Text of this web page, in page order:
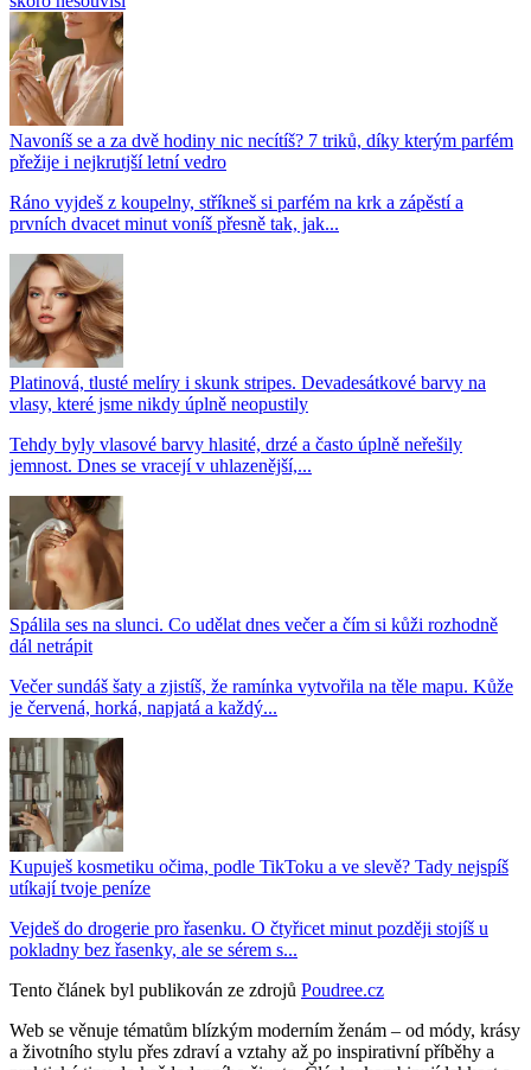
Navoníš se a za dvě hodiny nic necítíš? 7 triků, díky kterým parfém
přežije i nejkrutjší letní vedro
Ráno vyjdeš z koupelny, stříkneš si parfém na krk a zápěstí a
prvních dvacet minut voníš přesně tak, jak...
Platinová, tlusté melíry i skunk stripes. Devadesátkové barvy na
vlasy, které jsme nikdy úplně neopustily
Tehdy byly vlasové barvy hlasité, drzé a často úplně neřešily
jemnost. Dnes se vracejí v uhlazenější,...
Spálila ses na slunci. Co udělat dnes večer a čím si kůži rozhodně
dál netrápit
Večer sundáš šaty a zjistíš, že ramínka vytvořila na těle mapu. Kůže
je červená, horká, napjatá a každý...
Kupuješ kosmetiku očima, podle TikToku a ve slevě? Tady nejspíš
utíkají tvoje peníze
Vejdeš do drogerie pro řasenku. O čtyřicet minut později stojíš u
pokladny bez řasenky, ale se sérem s...
Tento článek byl publikován ze zdrojů Poudree.cz
Web se věnuje tématům blízkým moderním ženám – od módy, krásy
a životního stylu přes zdraví a vztahy až po inspirativní příběhy a